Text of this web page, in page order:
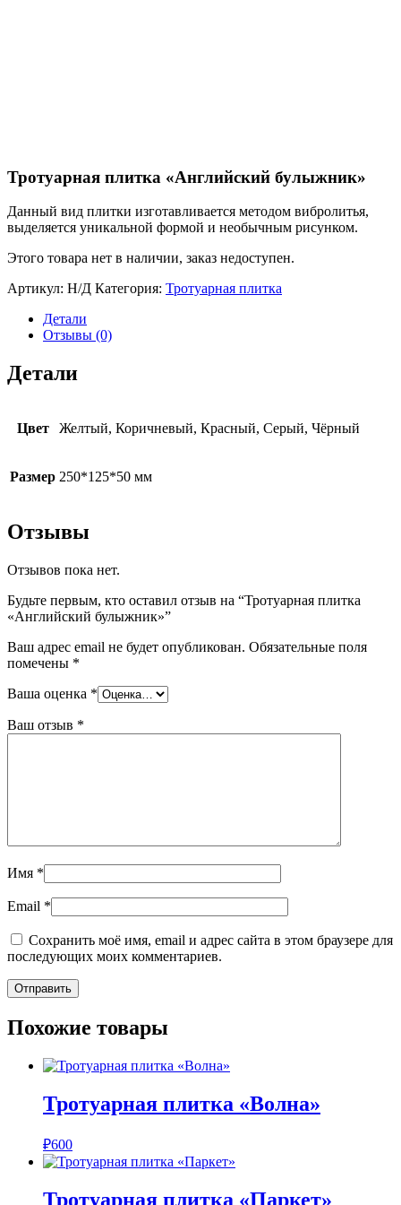
Тротуарная плитка «Английский булыжник»
Данный вид плитки изготавливается методом вибролитья,
выделяется уникальной формой и необычным рисунком.
Этого товара нет в наличии, заказ недоступен.
Артикул: Н/Д Категория: Тротуарная плитка
Детали
Отзывы (0)
Детали
Цвет Желтый, Коричневый, Красный, Серый, Чёрный
Размер 250*125*50 мм
Отзывы
Отзывов пока нет.
Будьте первым, кто оставил отзыв на “Тротуарная плитка
«Английский булыжник»”
Ваш адрес email не будет опубликован. Обязательные поля
помечены *
Ваша оценка *
Ваш отзыв *
Имя *
Email *
Сохранить моё имя, email и адрес сайта в этом браузере для
последующих моих комментариев.
Похожие товары
Тротуарная плитка «Волна»
₽600Этот
товар
имеет
Тротуарная плитка «Паркет»